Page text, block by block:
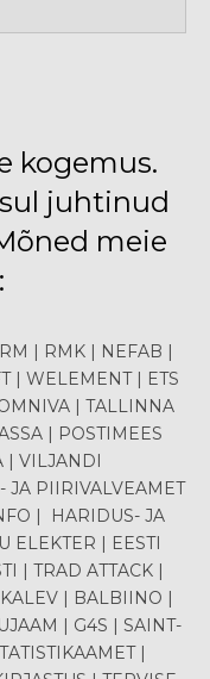
kogemus.
juhtinud
meie
| RMK | NEFAB |
| WELEMENT | ETS
| TALLINNA
| POSTIMEES
| VILJANDI
JA PIIRIVALVEAMET
| HARIDUS- JA
ELEKTER | EESTI
| TRAD ATTACK |
| BALBIINO |
| G4S | SAINT-
|